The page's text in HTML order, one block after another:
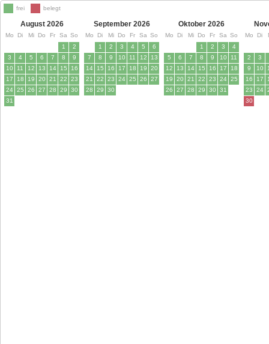
August 2026
Mo Di Mi Do Fr Sa So
1
2
3
4 5 6 7 8
9
10
11 12 13 14 15
16
17
18 19 20 21 22
23
24 25 26 27 28 29
30
31
September 2026
Mo Di Mi Do Fr Sa So
1
2 3 4 5
6
7
8 9 10 11 12
13
14
15 16 17 18 19
20
21
22 23 24 25 26
27
28
29 30
Oktober 2026
Mo Di Mi Do Fr Sa So
1
2 3
4
5
6 7 8 9 10
11
12
13 14 15 16 17
18
19
20 21 22 23 24 25
26
27 28 29 30 31
Mo Di
2 3
9
10
16
17
23
24
30
frei belegt